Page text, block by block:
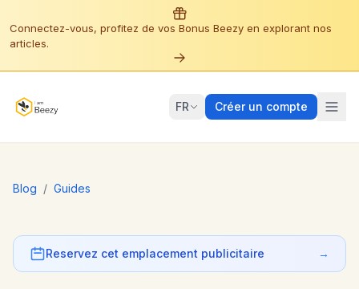
Connectez-vous, profitez de vos Bonus Beezy en explorant nos
articles.
FR Créer un compte
Blog / Guides
Reservez cet emplacement publicitaire →